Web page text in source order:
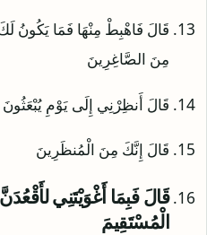
قَالَ فَاهْبِطْ مِنْهَا فَمَا يَكُونُ
مِنَ الصَّاغِرِينَ
قَالَ أَنظِرْنِي إِلَى يَوْمِ يُبْعَثُونَ
قَالَ إِنَّكَ مِنَ الْمُنظَرِينَ
قَالَ فَبِمَا أَغْوَيْتَنِي
الْمُسْتَقِيمَ